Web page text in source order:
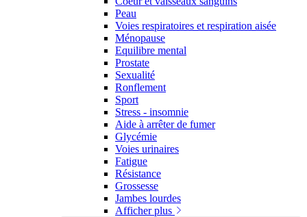
Peau
Voies respiratoires et respiration aisée
Ménopause
Equilibre mental
Prostate
Sexualité
Ronflement
Sport
Stress - insomnie
Aide à arrêter de fumer
Glycémie
Voies urinaires
Fatigue
Résistance
Grossesse
Jambes lourdes
Afficher plus